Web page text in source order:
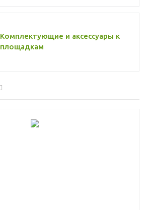
Комплектующие и аксессуары к
площадкам